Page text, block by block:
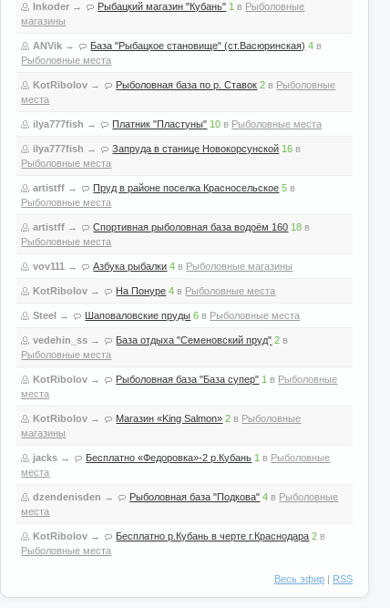
Inkoder → Рыбацкий магазин "Кубань" 1 в Рыболовные
магазины
ANVik → База "Рыбацкое становище" (ст.Васюринская) 4 в
Рыболовные места
KotRibolov → Рыболовная база по р. Ставок 2 в Рыболовные
места
ilya777fish → Платник "Пластуны" 10 в Рыболовные места
ilya777fish → Запруда в станице Новокорсунской 16 в
Рыболовные места
artistff → Пруд в районе поселка Красносельское 5 в
Рыболовные места
artistff → Спортивная рыболовная база водоём 160 18 в
Рыболовные места
vov111 → Азбука рыбалки 4 в Рыболовные магазины
KotRibolov → На Понуре 4 в Рыболовные места
Steel → Шаповаловские пруды 6 в Рыболовные места
vedehin_ss → База отдыха "Семеновский пруд" 2 в
Рыболовные места
KotRibolov → Рыболовная база "База супер" 1 в Рыболовные
места
KotRibolov → Магазин «King Salmon» 2 в Рыболовные
магазины
jacks → Бесплатно «Федоровка»-2 р.Кубань 1 в Рыболовные
места
dzendenisden → Рыболовная база "Подкова" 4 в Рыболовные
места
KotRibolov → Бесплатно р.Кубань в черте г.Краснодара 2 в
Рыболовные места
Весь эфир| RSS